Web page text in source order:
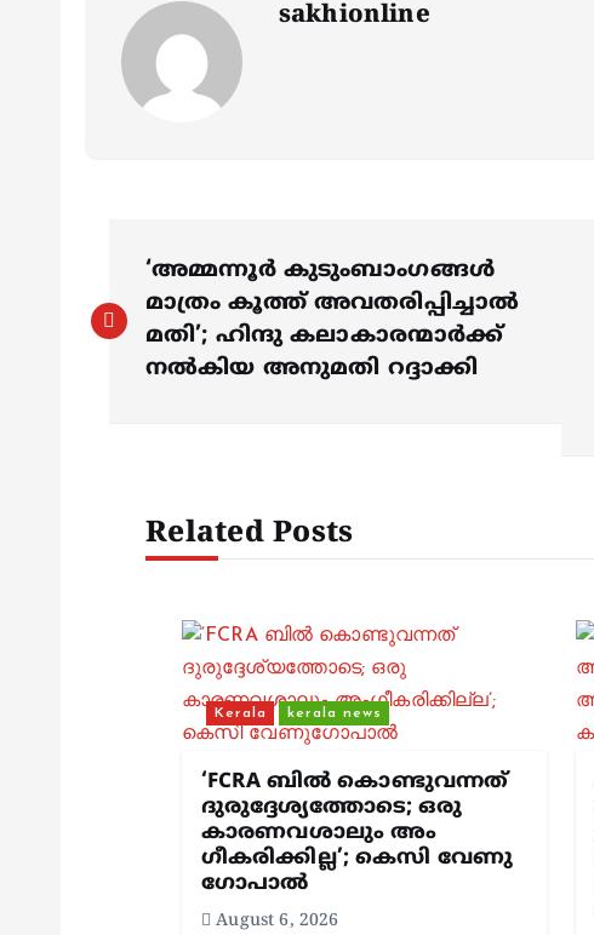
sakhionline
o
‘അമ്മന്നൂർ കുടുംബാംഗങ്ങൾ
മാത്രം കൂത്ത് അവതരിപ്പിച്ചാൽ
മതി’; ഹിന്ദു കലാകാരന്മാർക്ക്
നൽകിയ അനുമതി റദ്ദാക്കി
Related Posts
Kerala kerala news
‘FCRA ബിൽ കൊണ്ടുവന്നത്
ദുരുദ്ദേശ്യത്തോടെ; ഒരു
കാരണവശാലും അം​
ഗീകരിക്കില്ല’; കെസി വേണു​
ഗോപാൽ
August 6, 2026